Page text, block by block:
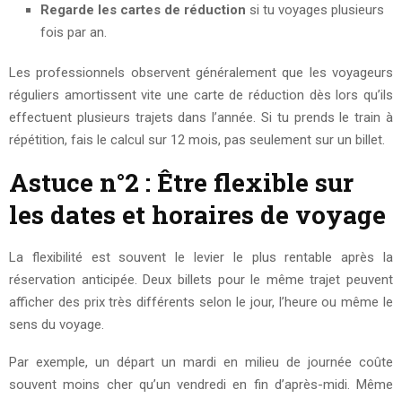
Regarde les cartes de réduction si tu voyages plusieurs
fois par an.
Les professionnels observent généralement que les voyageurs
réguliers amortissent vite une carte de réduction dès lors qu’ils
effectuent plusieurs trajets dans l’année. Si tu prends le train à
répétition, fais le calcul sur 12 mois, pas seulement sur un billet.
Astuce n°2 : Être flexible sur
les dates et horaires de voyage
La flexibilité est souvent le levier le plus rentable après la
réservation anticipée. Deux billets pour le même trajet peuvent
afficher des prix très différents selon le jour, l’heure ou même le
sens du voyage.
Par exemple, un départ un mardi en milieu de journée coûte
souvent moins cher qu’un vendredi en fin d’après-midi. Même